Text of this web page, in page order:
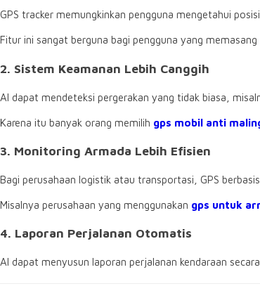
GPS tracker memungkinkan pengguna mengetahui
Fitur ini sangat berguna bagi pengguna yang memasang
2. Sistem Keamanan Lebih Canggih
AI dapat mendeteksi pergerakan yang tidak biasa,
Karena itu banyak orang memilih gps mobil anti
3. Monitoring Armada Lebih Efisien
Bagi perusahaan logistik atau transportasi, GPS
Misalnya perusahaan yang menggunakan gps untuk
4. Laporan Perjalanan Otomatis
AI dapat menyusun laporan perjalanan kendaraan